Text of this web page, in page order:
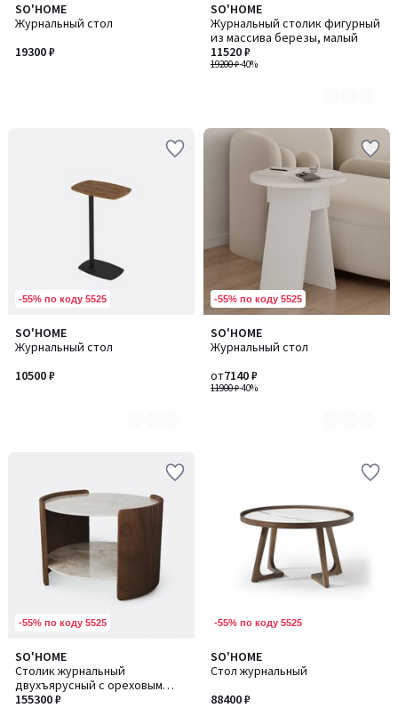
SO'HOME
Журнальный стол
19300 ₽
SO'HOME
Журнальный столик фигурный
из массива березы, малый
19200 ₽-40%
11520 ₽
Количество
цветов:
4
-55% по коду 5525
SO'HOME
Журнальный стол
10500 ₽
Количество
цветов:
4
-55% по коду 5525
SO'HOME
Журнальный стол
11900 ₽-40%
от7140 ₽
Количество
цветов:
-55% по коду 5525
SO'HOME
Cтолик журнальный
двухъярусный с ореховым
основанием и столешницей из
155300 ₽
-55% по коду 5525
SO'HOME
Стол журнальный
88400 ₽
Количество
цветов:
2